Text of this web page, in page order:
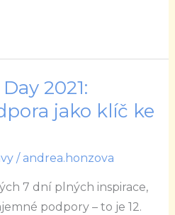
2021:
jako klíč ke
/ andrea.honzova
7 dní plných inspirace,
podpory – to je 12.